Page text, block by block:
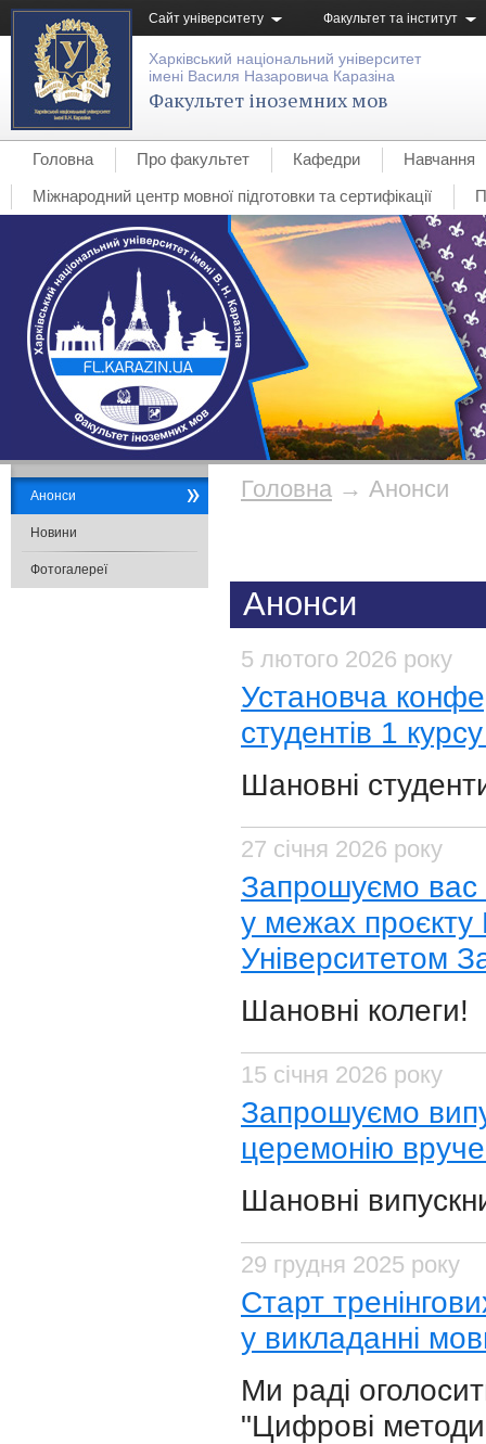
Сайт університету Факультет та інститут
Харківський національний університет
імені Василя Назаровича Каразіна
Факультет іноземних мов
Головна Про факультет Кафедри
Навчання
Міжнародний центр мовної підготовки та сертифікації
Головна → Анонси
Анонси
5 лютого 2026 року
​Установча
студентів 1
Шановні
27 січня 2026 року
​Запрошуємо вас
у межах проєкту
Університетом
Шановні колеги!
15 січня 2026 року
Запрошуємо
церемонію
​Шановні
29 грудня 2025 року
Старт
у викладанні
Ми раді
"Цифрові
Анонси
Новини
Фотогалереї